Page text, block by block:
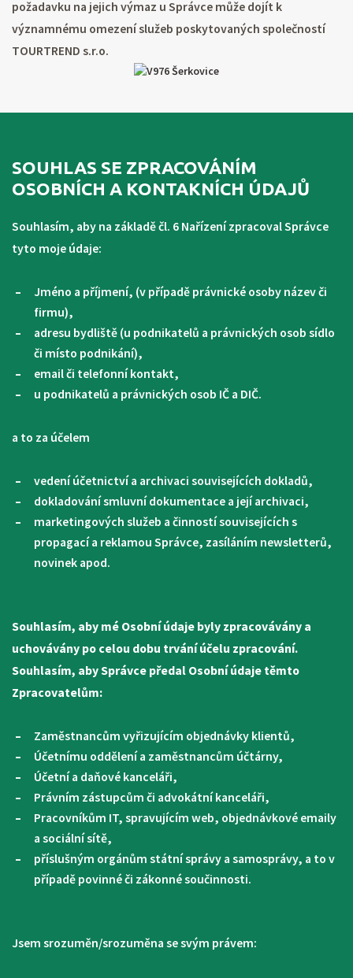
požadavku na jejich výmaz u Správce může dojít k
významnému omezení služeb poskytovaných společností
TOURTREND s.r.o.
SOUHLAS SE ZPRACOVÁNÍM
OSOBNÍCH A KONTAKNÍCH ÚDAJŮ
Souhlasím, aby na základě čl. 6 Nařízení zpracoval Správce
tyto moje údaje:
Jméno a příjmení, (v případě právnické osoby název či
firmu),
adresu bydliště (u podnikatelů a právnických osob sídlo
či místo podnikání),
email či telefonní kontakt,
u podnikatelů a právnických osob IČ a DIČ.
a to za účelem
vedení účetnictví a archivaci souvisejících dokladů,
dokladování smluvní dokumentace a její archivaci,
marketingových služeb a činností souvisejících s
propagací a reklamou Správce, zasíláním newsletterů,
novinek apod.
Souhlasím, aby mé Osobní údaje byly zpracovávány a
uchovávány po celou dobu trvání účelu zpracování.
Souhlasím, aby Správce předal Osobní údaje těmto
Zpracovatelům:
Zaměstnancům vyřizujícím objednávky klientů,
Účetnímu oddělení a zaměstnancům účtárny,
Účetní a daňové kanceláři,
Právním zástupcům či advokátní kanceláři,
Pracovníkům IT, spravujícím web, objednávkové emaily
a sociální sítě,
příslušným orgánům státní správy a samosprávy, a to v
případě povinné či zákonné součinnosti.
Jsem srozuměn/srozuměna se svým právem: